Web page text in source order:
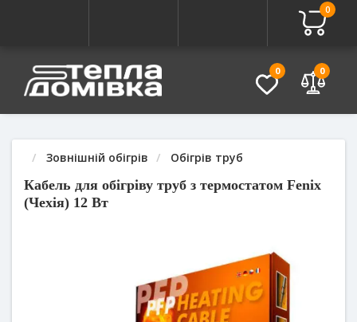
0
0 0
Зовнішній обігрів Обігрів труб
Кабель для обігріву труб з термостатом Fenix
(Чехія) 12 Вт
Питання - Відповідь